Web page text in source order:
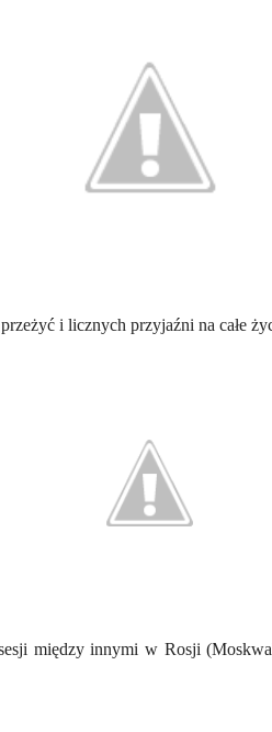
i licznych przyjaźni na całe
między innymi w Rosji